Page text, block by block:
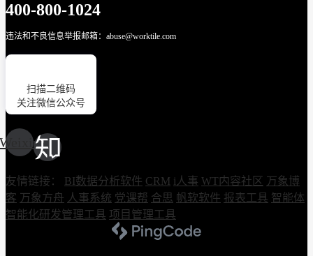
400-800-1024
违法和不良信息举报邮箱：abuse@worktile.com
扫描二维码
关注微信公众号
Weixin
友情链接： BI数据分析软件 CRM i人事 WT内容社区 万象博
客 万象方舟 人事系统 党课帮 合思 帆软软件 报表工具 智能体
智能化研发管理工具 项目管理工具